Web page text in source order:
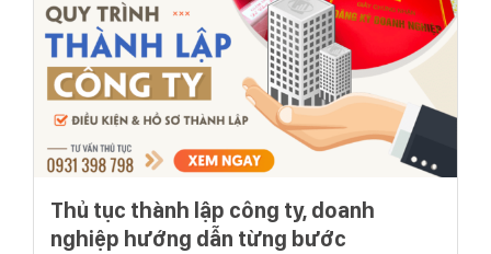
Thủ tục thành lập công ty, doanh
nghiệp hướng dẫn từng bước